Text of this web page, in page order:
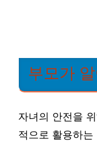
부모가
자녀의 안전을
적으로 활용하